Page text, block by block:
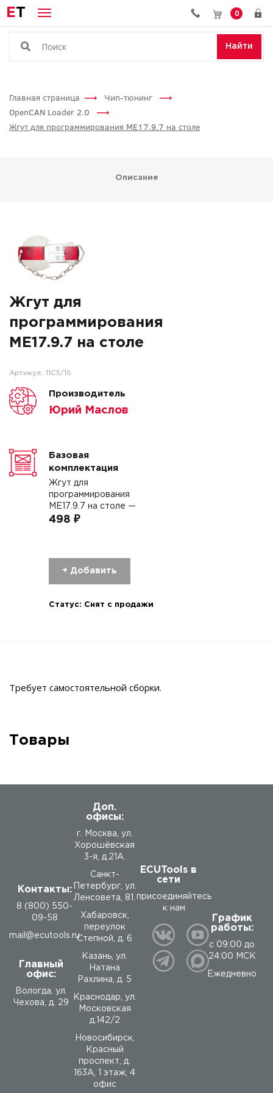
ET 0
Найти
Главная страница
Чип-тюнинг
OpenCAN Loader 2.0
Жгут для программирования МЕ17.9.7 на столе
Описание
Жгут для
программирования
МЕ17.9.7 на столе
Артикул: 11C5/16
Производитель
Юрий Маслов
Базовая
комплектация
Жгут для
программирования
МЕ17.9.7 на столе —
498 ₽
+ Добавить
Статус: Снят с продажи
Требует самостоятельной сборки.
Товары
Контакты:
8 (800) 550-
09-58
mail@ecutools.ru
Главный
офис:
Вологда, ул.
Чехова, д. 29
Доп.
офисы:
г. Москва, ул.
Хорошёвская
3-я, д.21А.
Санкт-
Петербург, ул.
Ленсовета, 81.
Хабаровск,
переулок
Степной, д. 6
Казань, ул.
Натана
Рахлина, д. 5
Краснодар, ул.
Московская
д.142/2
Новосибирск,
Красный
проспект, д.
163А, 1 этаж, 4
офис
ECUTools в
сети
присоединяйтесь
к нам
График
работы:
с 09:00 до
24:00 МСК
Ежедневно